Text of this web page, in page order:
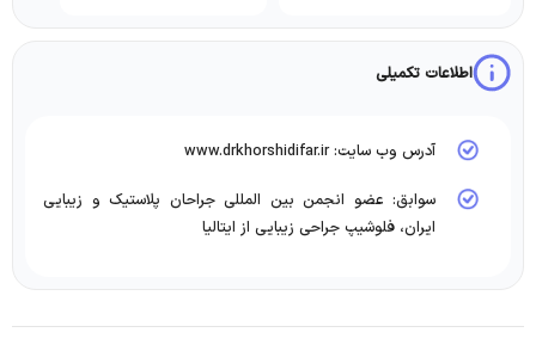
اطلاعات تکمیلی
آدرس وب سایت: www.drkhorshidifar.ir
سوابق: عضو انجمن بین المللی جراحان پلاستیک و زیبایی
ایران، فلوشیپ جراحی زیبایی از ایتالیا